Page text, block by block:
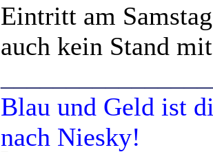
Eintritt am
auch kein Stand
Blau und Geld ist
nach Niesky!